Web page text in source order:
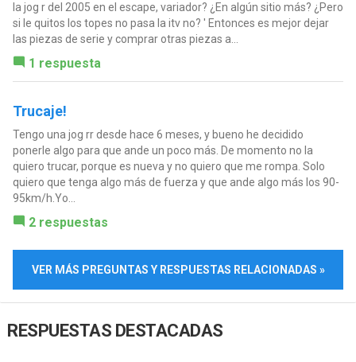
la jog r del 2005 en el escape, variador? ¿En algún sitio más? ¿Pero
si le quitos los topes no pasa la itv no? ' Entonces es mejor dejar
las piezas de serie y comprar otras piezas a...
1 respuesta
Trucaje!
Tengo una jog rr desde hace 6 meses, y bueno he decidido
ponerle algo para que ande un poco más. De momento no la
quiero trucar, porque es nueva y no quiero que me rompa. Solo
quiero que tenga algo más de fuerza y que ande algo más los 90-
95km/h.Yo...
2 respuestas
VER MÁS PREGUNTAS Y RESPUESTAS RELACIONADAS »
RESPUESTAS DESTACADAS